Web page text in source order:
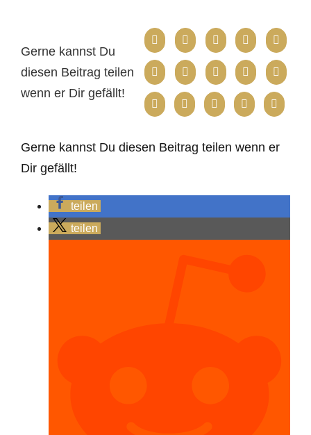
Gerne kannst Du
diesen Beitrag teilen
wenn er Dir gefällt!
Gerne kannst Du diesen Beitrag teilen wenn er
Dir gefällt!
teilen
teilen